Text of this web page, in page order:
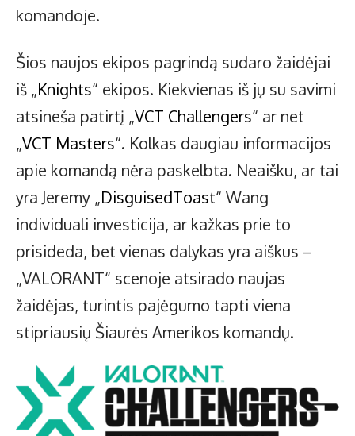
komandoje.
Šios naujos ekipos pagrindą sudaro žaidėjai
iš „Knights“ ekipos. Kiekvienas iš jų su savimi
atsineša patirtį „VCT Challengers“ ar net
„VCT Masters“. Kolkas daugiau informacijos
apie komandą nėra paskelbta. Neaišku, ar tai
yra Jeremy „DisguisedToast“ Wang
individuali investicija, ar kažkas prie to
prisideda, bet vienas dalykas yra aiškus –
„VALORANT“ scenoje atsirado naujas
žaidėjas, turintis pajėgumo tapti viena
stipriausių Šiaurės Amerikos komandų.